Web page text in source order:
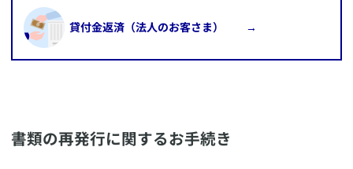
​貸付金返済（法人のお客さま） →
​書類の再発行に関するお手続き